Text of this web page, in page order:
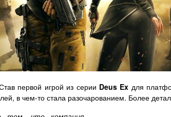
первой игрой из серии Deus Ex для
в чем-то стала разочарованием. Более